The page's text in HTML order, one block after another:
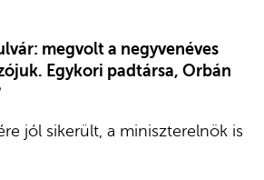
megvolt a negyvenéves
Egykori padtársa, Orbán
jól sikerült, a miniszterelnök is